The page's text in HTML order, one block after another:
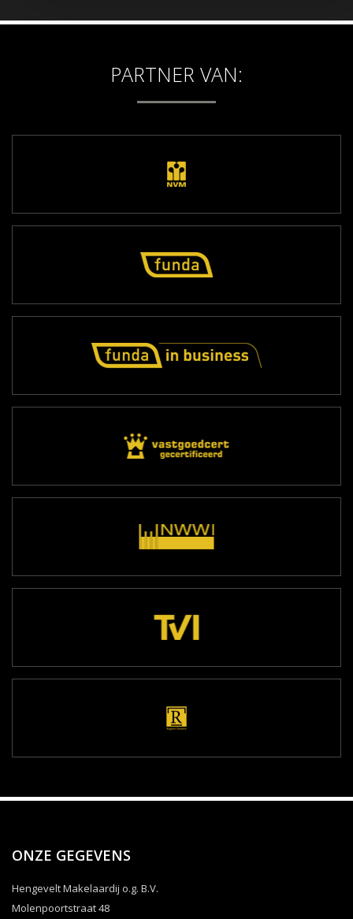
PARTNER VAN:
ONZE GEGEVENS
Hengevelt Makelaardij o.g. B.V.
Molenpoortstraat 48